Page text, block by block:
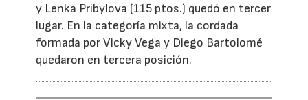
y Lenka Pribylova (115 ptos.) quedó en tercer
lugar. En la categoría mixta, la cordada
formada por Vicky Vega y Diego Bartolomé
quedaron en tercera posición.